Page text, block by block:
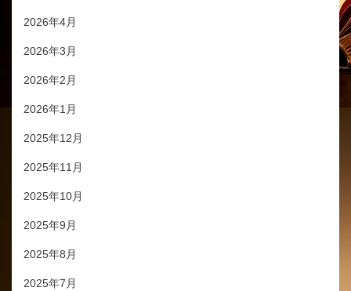
2026年4月
2026年3月
2026年2月
2026年1月
2025年12月
2025年11月
2025年10月
2025年9月
2025年8月
2025年7月